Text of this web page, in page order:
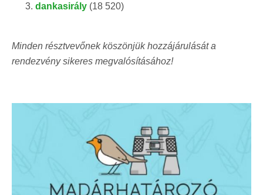
dankasirály (18 520)
Minden résztvevőnek köszönjük hozzájárulását a
rendezvény sikeres megvalósításához!